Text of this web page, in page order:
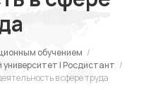
обучением /
| Росдистант /
в сфере труда